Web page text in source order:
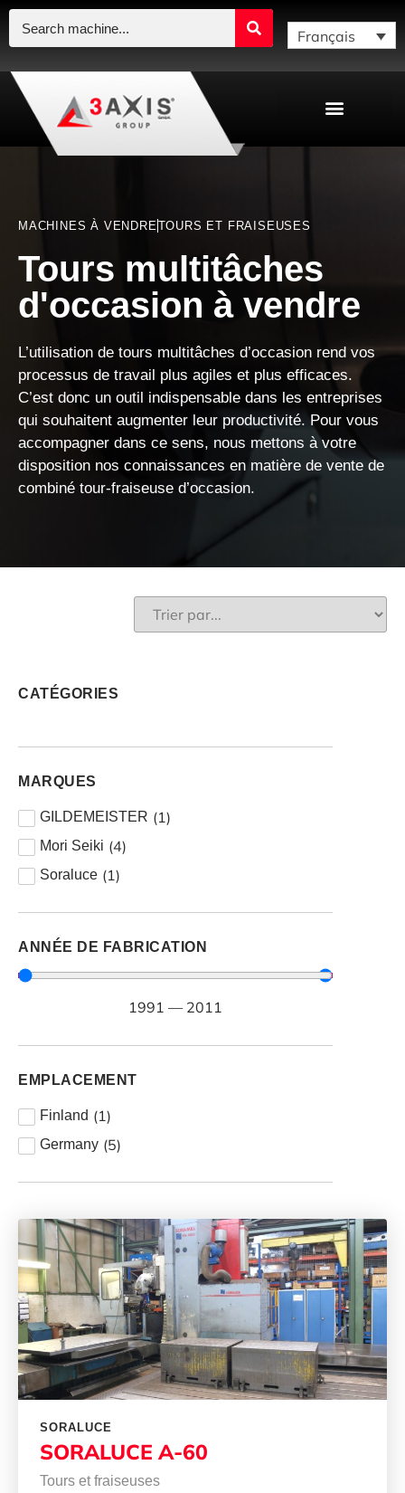
Français
MACHINES À VENDRE TOURS ET FRAISEUSES
Tours multitâches
d'occasion à vendre
L’utilisation de tours multitâches d’occasion rend vos
processus de travail plus agiles et plus efficaces.
C’est donc un outil indispensable dans les entreprises
qui souhaitent augmenter leur productivité. Pour vous
accompagner dans ce sens, nous mettons à votre
disposition nos connaissances en matière de vente de
combiné tour-fraiseuse d’occasion.
CATÉGORIES
MARQUES
GILDEMEISTER (1)
Mori Seiki (4)
Soraluce (1)
ANNÉE DE FABRICATION
1991 — 2011
EMPLACEMENT
Finland (1)
Germany (5)
SORALUCE
SORALUCE A-60
Tours et fraiseuses